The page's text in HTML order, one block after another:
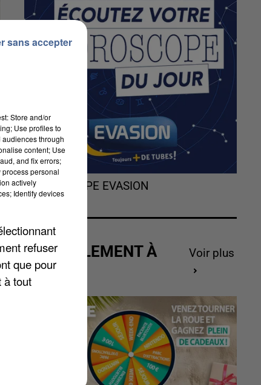
L'HOROSCOPE EVASION
ACTUELLEMENT À
GAGNER
Voir plus
Store and/or
Use profiles to
through
content; Use
and fix errors;
personal
actively
Identify devices
refuser
que pour
à tout
sans accepter